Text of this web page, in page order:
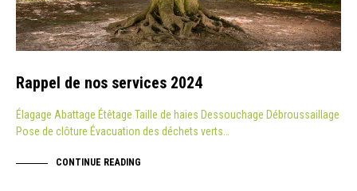
Rappel de nos services 2024
Élagage Abattage Étêtage Taille de haies Dessouchage Débroussaillage
Pose de clôture Évacuation des déchets verts…
CONTINUE READING